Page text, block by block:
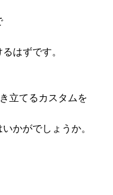
はずです。
立てるカスタムを
かがでしょうか。